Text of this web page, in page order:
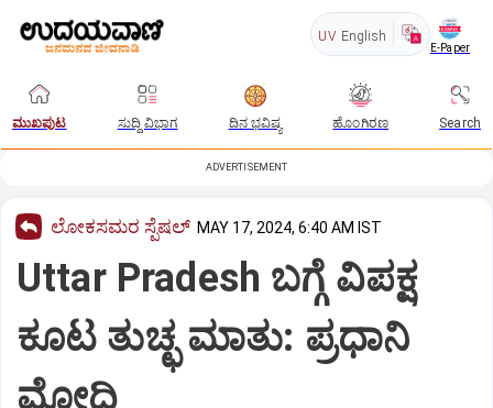
UV English
E-Paper
ಮುಖಪುಟ ಸುದ್ದಿ ವಿಭಾಗ ದಿನ ಭವಿಷ್ಯ ಹೊಂಗಿರಣ Search
ADVERTISEMENT
ಲೋಕಸಮರ ಸ್ಪೆಷಲ್‌ MAY 17, 2024, 6:40 AM IST
Uttar Pradesh ಬಗ್ಗೆ ವಿಪಕ್ಷ
ಕೂಟ ತುಚ್ಛ ಮಾತು: ಪ್ರಧಾನಿ
ಮೋದಿ